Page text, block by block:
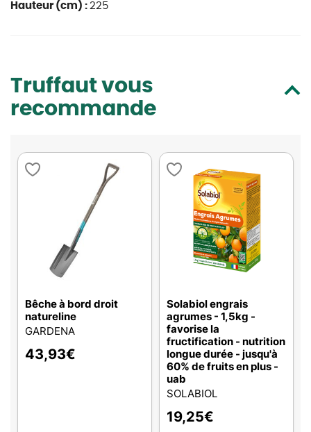
Hauteur (cm) : 225
Truffaut vous
recommande
Bêche à bord droit
natureline
GARDENA
43,93€
Solabiol engrais
agrumes - 1,5kg -
favorise la
fructification - nutrition
longue durée - jusqu'à
60% de fruits en plus -
uab
SOLABIOL
19,25€